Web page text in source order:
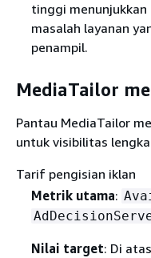
tinggi
masalah layanan
penampil.
MediaTailor
Pantau MediaTailor
untuk visibilitas
Tarif pengisian iklan
Metrik utama:
Nilai target: Di